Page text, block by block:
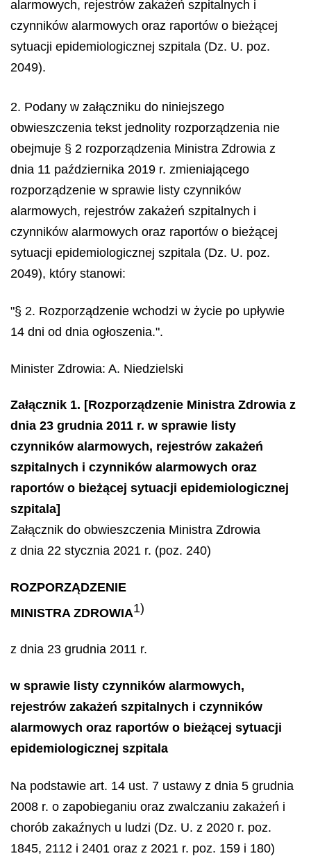
alarmowych, rejestrów zakażeń szpitalnych i
czynników alarmowych oraz raportów o bieżącej
sytuacji epidemiologicznej szpitala (Dz. U. poz.
2049).
2. Podany w załączniku do niniejszego
obwieszczenia tekst jednolity rozporządzenia nie
obejmuje § 2 rozporządzenia Ministra Zdrowia z
dnia 11 października 2019 r. zmieniającego
rozporządzenie w sprawie listy czynników
alarmowych, rejestrów zakażeń szpitalnych i
czynników alarmowych oraz raportów o bieżącej
sytuacji epidemiologicznej szpitala (Dz. U. poz.
2049), który stanowi:
"§ 2. Rozporządzenie wchodzi w życie po upływie
14 dni od dnia ogłoszenia.".
Minister Zdrowia: A. Niedzielski
Załącznik 1. [Rozporządzenie Ministra Zdrowia z
dnia 23 grudnia 2011 r. w sprawie listy
czynników alarmowych, rejestrów zakażeń
szpitalnych i czynników alarmowych oraz
raportów o bieżącej sytuacji epidemiologicznej
szpitala]
Załącznik do obwieszczenia Ministra Zdrowia
z dnia 22 stycznia 2021 r. (poz. 240)
ROZPORZĄDZENIE
MINISTRA ZDROWIA1)
z dnia 23 grudnia 2011 r.
w sprawie listy czynników alarmowych,
rejestrów zakażeń szpitalnych i czynników
alarmowych oraz raportów o bieżącej sytuacji
epidemiologicznej szpitala
Na podstawie art. 14 ust. 7 ustawy z dnia 5 grudnia
2008 r. o zapobieganiu oraz zwalczaniu zakażeń i
chorób zakaźnych u ludzi (Dz. U. z 2020 r. poz.
1845, 2112 i 2401 oraz z 2021 r. poz. 159 i 180)